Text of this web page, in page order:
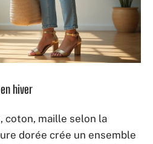
hiver
coton, maille selon la
dorée crée un ensemble